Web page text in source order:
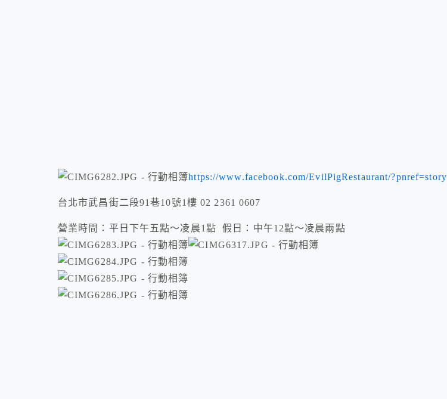
https://www.facebook.com/EvilPigRestaurant/?pnref=story
台北市武昌街二段91巷10號1樓 02 2361 0607
營業時間：平日下午五點～凌晨1點 假日：中午12點～凌晨兩點